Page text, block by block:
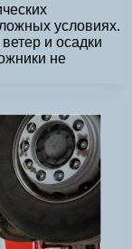
условиях.
и осадки
не